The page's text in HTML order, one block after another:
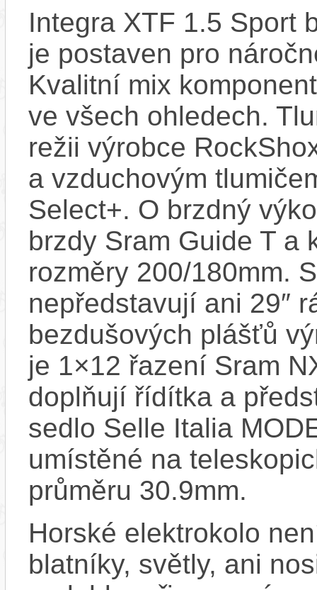
Integra XTF 1.5 Sport
je postaven pro
Kvalitní mix
ve všech ohledech.
režii výrobce
a vzduchovým
Select+. O brzdný
brzdy Sram Guide T a
rozměry 200/180mm.
nepředstavují ani 29″
bezdušových plášťů
je 1×12 řazení Sram
doplňují řídítka a
sedlo Selle Italia
umístěné na
průměru 30.9mm.
Horské elektrokolo
blatníky, světly, ani